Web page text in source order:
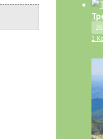
1